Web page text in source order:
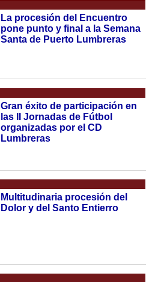
La procesión del Encuentro
pone punto y final a la Semana
Santa de Puerto Lumbreras
Gran éxito de participación en
las II Jornadas de Fútbol
organizadas por el CD
Lumbreras
Multitudinaria procesión del
Dolor y del Santo Entierro